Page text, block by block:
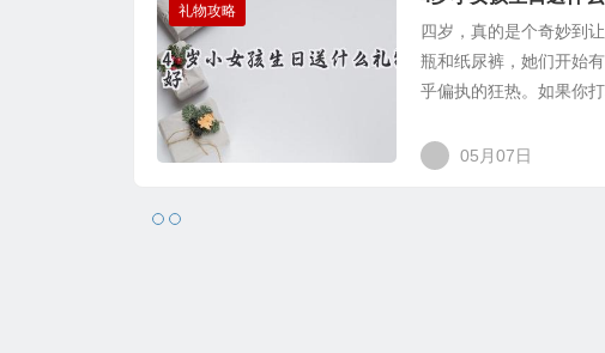
礼物攻略
四岁，真的是个奇妙到
瓶和纸尿裤，她们开始
乎偏执的狂热。如果你
05月07日